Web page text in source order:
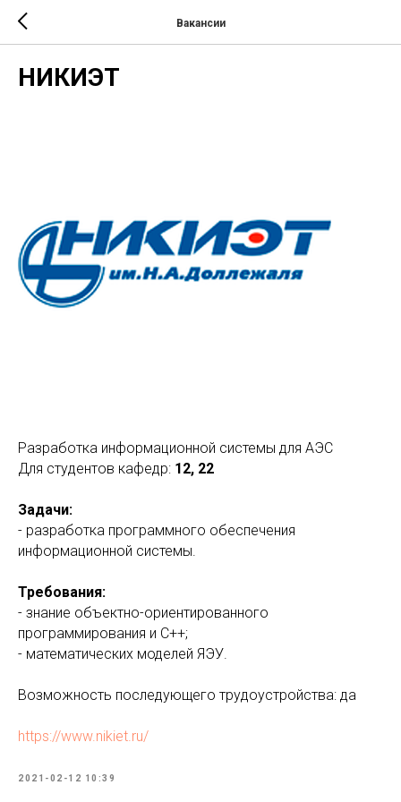
Вакансии
НИКИЭТ
Разработка информационной системы для АЭС
Для студентов кафедр: 12, 22
Задачи:
- разработка программного обеспечения
информационной системы.
Требования:
- знание объектно-ориентированного
программирования и С++;
- математических моделей ЯЭУ.
Возможность последующего трудоустройства: да
https://www.nikiet.ru/
2021-02-12 10:39